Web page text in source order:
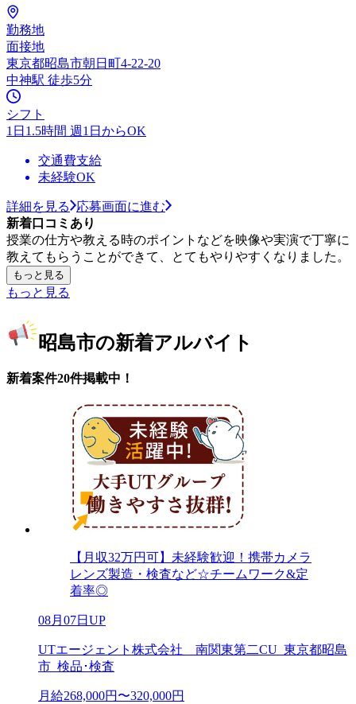
勤務地
面接地
東京都昭島市朝日町4-22-20
中神駅 徒歩5分
シフト
1日1.5時間 週1日からOK
交通費支給
未経験OK
詳細を見る
応募画面に進む
新着口コミあり
授業の仕方や教える時のポイントなどを映像や実演で丁寧に
教えてもらうことができて、とてもやりやすくなりました。
もっと見る
もっと見る
昭島市の新着アルバイト
新着案件20件掲載中！
【月収32万円可】未経験歓迎！携帯カメラ
レンズ製造・検査など☆チームワーク&定
着率◎
08月07日UP
UTエージェント株式会社 南関東第二CU_東京都昭島
市_検品･検査
月給268,000円〜320,000円